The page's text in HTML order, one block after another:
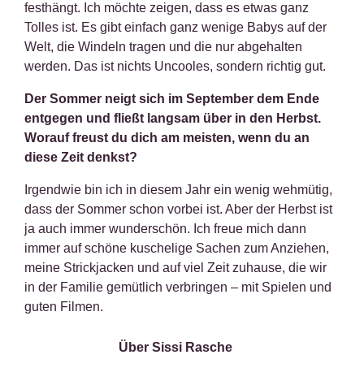
festhängt. Ich möchte zeigen, dass es etwas ganz
Tolles ist. Es gibt einfach ganz wenige Babys auf der
Welt, die Windeln tragen und die nur abgehalten
werden. Das ist nichts Uncooles, sondern richtig gut.
Der Sommer neigt sich im September dem Ende
entgegen und fließt langsam über in den Herbst.
Worauf freust du dich am meisten, wenn du an
diese Zeit denkst?
Irgendwie bin ich in diesem Jahr ein wenig wehmütig,
dass der Sommer schon vorbei ist. Aber der Herbst ist
ja auch immer wunderschön. Ich freue mich dann
immer auf schöne kuschelige Sachen zum Anziehen,
meine Strickjacken und auf viel Zeit zuhause, die wir
in der Familie gemütlich verbringen – mit Spielen und
guten Filmen.
Über Sissi Rasche